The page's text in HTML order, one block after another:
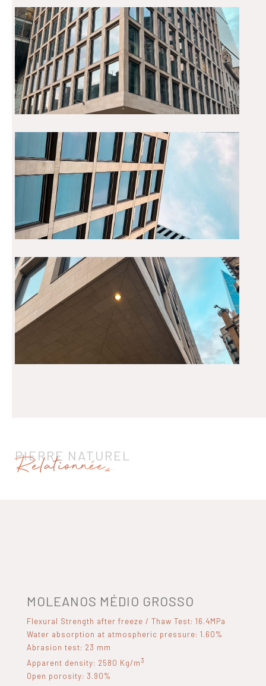
PIERRE NATUREL
Relationnées
MOLEANOS MÉDIO GROSSO
Flexural Strength after freeze / Thaw Test: 16.4MPa
Water absorption at atmospheric pressure: 1.60%
Abrasion test: 23 mm
Apparent density: 2580 Kg/m3
Open porosity: 3.90%